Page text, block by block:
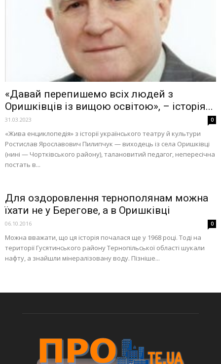
«Давай перепишемо всіх людей з
Оришківців із вищою освітою», – історія...
31.03.2023 0
«Жива енциклопедія» з історії українського театру й культури
Ростислав Ярославович Пилипчук — виходець із села Оришківці
(нині — Чортківського району), талановитий педагог, непересічна
постать в...
Для оздоровлення тернополянам можна
їхати не у Берегове, а в Оришківці
06.10.2016 0
Можна вважати, що ця історія почалася ще у 1968 році. Тоді на
території Гусятинського району Тернопільської області шукали
нафту, а знайшли мінералізовану воду. Пізніше...